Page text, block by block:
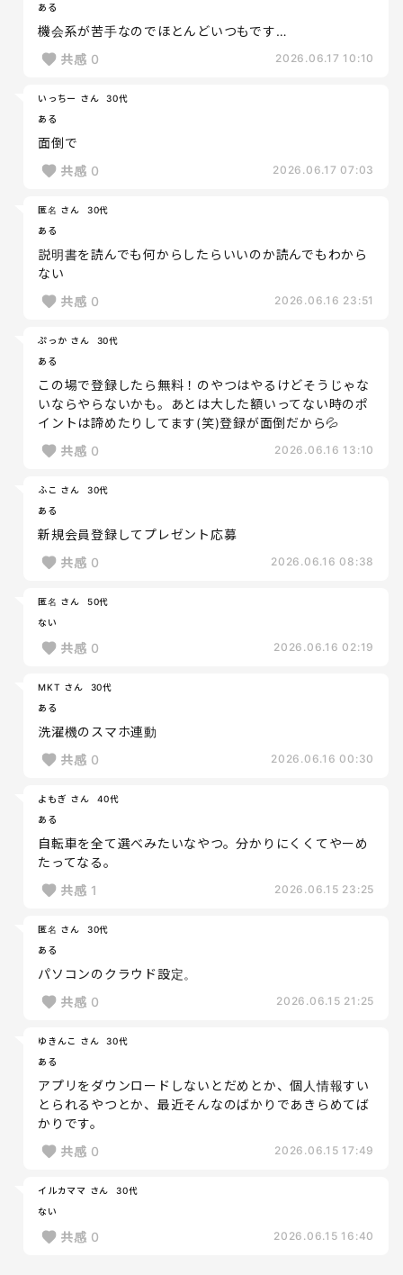
ある
機会系が苦手なのでほとんどいつもです…
共感 0 2026.06.17 10:10
いっちー さん
30代
ある
面倒で
共感 0 2026.06.17 07:03
匿名 さん
30代
ある
説明書を読んでも何からしたらいいのか読んでもわから
ない
共感 0 2026.06.16 23:51
ぷっか さん
30代
ある
この場で登録したら無料！のやつはやるけどそうじゃな
いならやらないかも。あとは大した額いってない時のポ
イントは諦めたりしてます(笑)登録が面倒だから💦
共感 0 2026.06.16 13:10
ふこ さん
30代
ある
新規会員登録してプレゼント応募
共感 0 2026.06.16 08:38
匿名 さん
50代
ない
共感 0 2026.06.16 02:19
MKT さん
30代
ある
洗濯機のスマホ連動
共感 0 2026.06.16 00:30
よもぎ さん
40代
ある
自転車を全て選べみたいなやつ。分かりにくくてやーめ
たってなる。
共感 1 2026.06.15 23:25
匿名 さん
30代
ある
パソコンのクラウド設定。
共感 0 2026.06.15 21:25
ゆきんこ さん
30代
ある
アプリをダウンロードしないとだめとか、個人情報すい
とられるやつとか、最近そんなのばかりであきらめてば
かりです。
共感 0 2026.06.15 17:49
イルカママ さん
30代
ない
共感 0 2026.06.15 16:40